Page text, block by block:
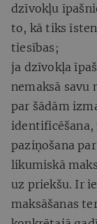
dzīvokļu
to, kā tiks
tiesības;
ja dzīvokļa
nemaksā savu
par šādām
identificēšana,
paziņošana
likumiskā
uz priekšu. Ir
maksāšanas